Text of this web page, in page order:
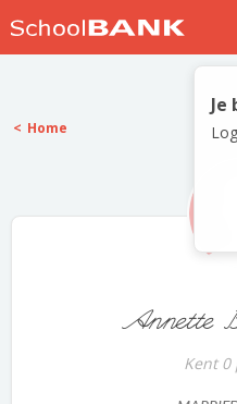
Meld
Home
Annette
Kent 0